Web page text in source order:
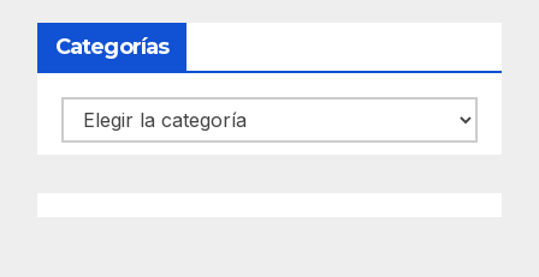
Categorías
Categorías